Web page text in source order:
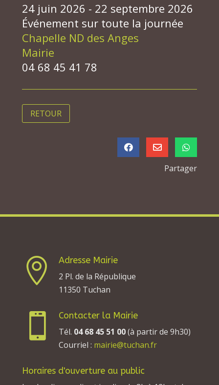
24 juin 2026 - 22 septembre 2026
Événement sur toute la journée
Chapelle ND des Anges
Mairie
04 68 45 41 78
RETOUR
  
Partager

Adresse Mairie
2 Pl. de la République
11350 Tuchan

Contacter la Mairie
Tél. 04 68 45 51 00(à partir de 9h30)
Courriel : mairie@tuchan.fr
Horaires d'ouverture au public